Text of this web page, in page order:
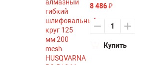
8 486 ₽
Купить